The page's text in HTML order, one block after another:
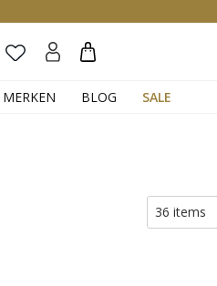
MERKEN BLOG SALE
36 items